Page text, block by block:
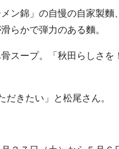
ン錦」の自慢の自家製麵
らかで弾力のある麵。
スープ。「秋田らしさを
きたい」と松尾さん。